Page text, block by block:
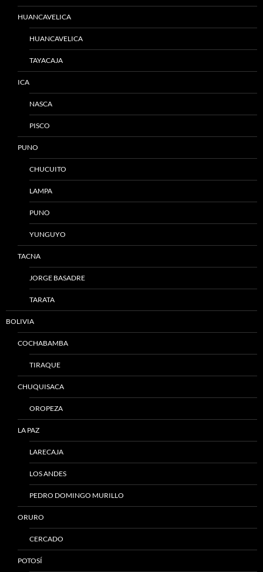
HUANCAVELICA
HUANCAVELICA
TAYACAJA
ICA
NASCA
PISCO
PUNO
CHUCUITO
LAMPA
PUNO
YUNGUYO
TACNA
JORGE BASADRE
TARATA
BOLIVIA
COCHABAMBA
TIRAQUE
CHUQUISACA
OROPEZA
LA PAZ
LARECAJA
LOS ANDES
PEDRO DOMINGO MURILLO
ORURO
CERCADO
POTOSÍ